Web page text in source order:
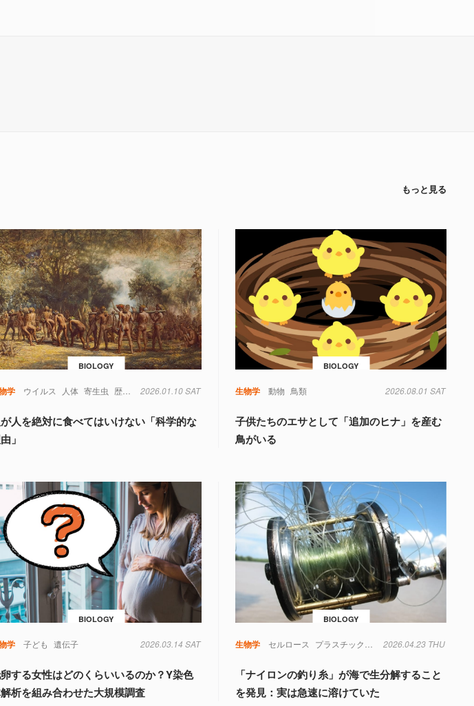
もっと見る
BIOLOGY
学 ウイルス 人体 寄生虫 歴史 考古学
2026.01.10 SAT
人を絶対に食べてはいけない「科学的な
」
BIOLOGY
生物学 動物 鳥類 2026.08.01 SAT
子供たちのエサとして「追加のヒナ」を産む
鳥がいる
BIOLOGY
学 子ども 遺伝子 2026.03.14 SAT
する女性はどのくらいいるのか？Y染色
析を組み合わせた大規模調査
BIOLOGY
生物学 セルロース プラスチック 微生物 海洋生物 生物学
2026.04.23 THU
「ナイロンの釣り糸」が海で生分解すること
を発見：実は急速に溶けていた